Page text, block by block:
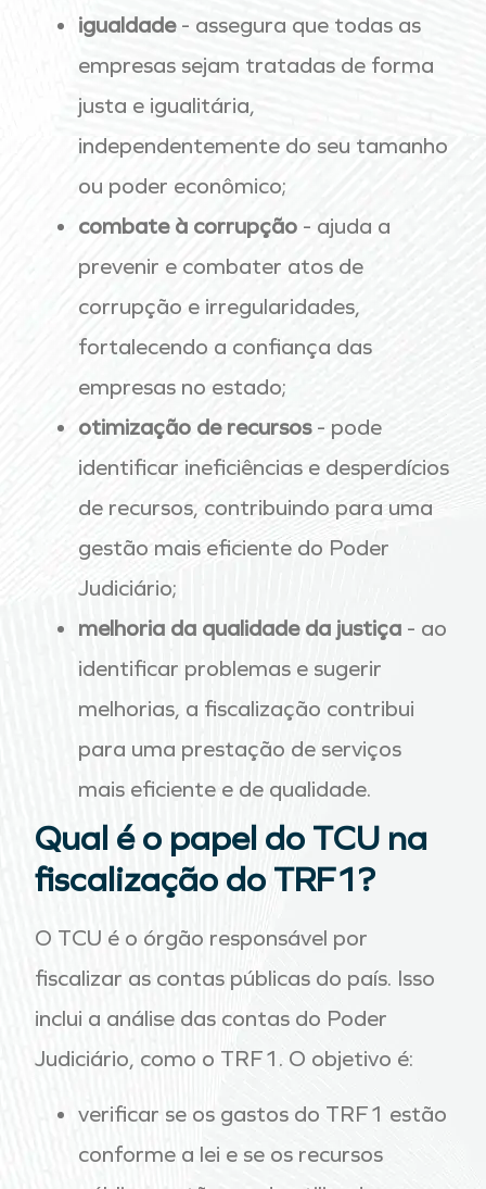
igualdade - assegura que todas as
empresas sejam tratadas de forma
justa e igualitária,
independentemente do seu tamanho
ou poder econômico;
combate à corrupção - ajuda a
prevenir e combater atos de
corrupção e irregularidades,
fortalecendo a confiança das
empresas no estado;
otimização de recursos- pode
identificar ineficiências e desperdícios
de recursos, contribuindo para uma
gestão mais eficiente do Poder
Judiciário;
melhoria da qualidade da justiça - ao
identificar problemas e sugerir
melhorias, a fiscalização contribui
para uma prestação de serviços
mais eficiente e de qualidade.
Qual é o papel do TCU na
fiscalização do TRF1?
O TCU é o órgão responsável por
fiscalizar as contas públicas do país. Isso
inclui a análise das contas do Poder
Judiciário, como o TRF1. O objetivo é:
verificar se os gastos do TRF1 estão
conforme a lei e se os recursos